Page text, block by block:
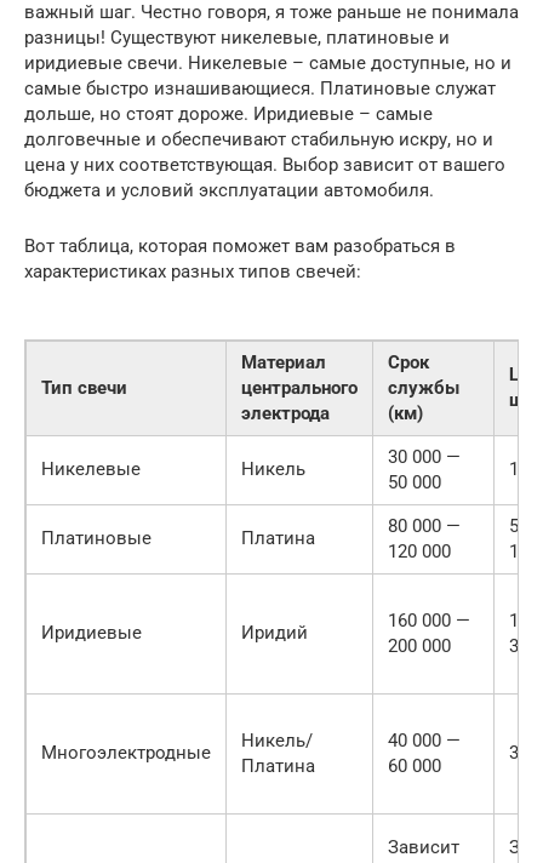
важный шаг. Честно говоря, я тоже раньше не понимала
разницы! Существуют никелевые, платиновые и
иридиевые свечи. Никелевые – самые доступные, но и
самые быстро изнашивающиеся. Платиновые служат
дольше, но стоят дороже. Иридиевые – самые
долговечные и обеспечивают стабильную искру, но и
цена у них соответствующая. Выбор зависит от вашего
бюджета и условий эксплуатации автомобиля.
Вот таблица, которая поможет вам разобраться в
характеристиках разных типов свечей:
Тип свечи
Материал
центрального
электрода
Срок
службы
(км)
шт)
Никелевые Никель
30 000 —
50 000
Платиновые Платина
80 000 —
120 000
Иридиевые Иридий
160 000 —
200 000
Многоэлектродные
Никель/
Платина
40 000 —
60 000
Зависит